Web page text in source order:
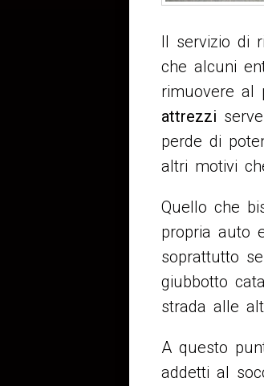
Il servizio di
che alcuni
rimuovere al
attrezzi
perde di
altri motivi
Quello che
propria auto
soprattutto
giubbotto
strada alle
A questo
addetti al